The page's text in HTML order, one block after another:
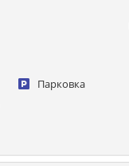
Парковка